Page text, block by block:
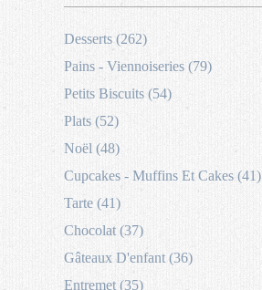
Desserts (262)
Pains - Viennoiseries (79)
Petits Biscuits (54)
Plats (52)
Noël (48)
Cupcakes - Muffins Et Cakes (41)
Tarte (41)
Chocolat (37)
Gâteaux D'enfant (36)
Entremet (35)